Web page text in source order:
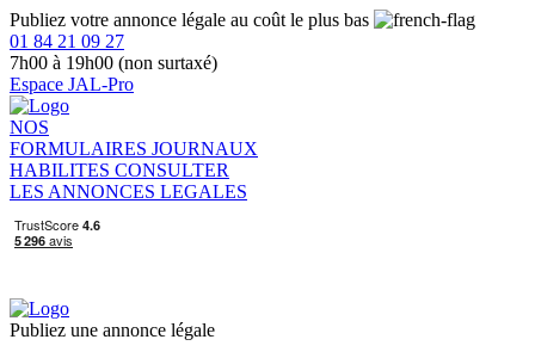
Publiez votre annonce légale au coût le plus bas
01 84 21 09 27
7h00 à 19h00 (non surtaxé)
Espace JAL-Pro
NOS
FORMULAIRES JOURNAUX
HABILITES CONSULTER
LES ANNONCES LEGALES
Publiez une annonce légale